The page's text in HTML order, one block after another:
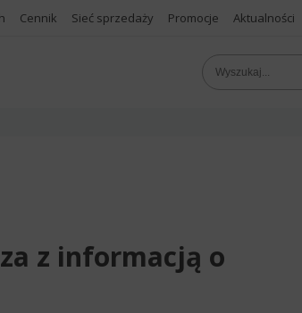
Cennik Sieć sprzedaży Promocje Aktualności
z informacją o